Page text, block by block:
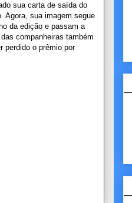
sua carta de saída do
Agora, sua imagem segue
da edição e passam a
companheiras também
perdido o prêmio por